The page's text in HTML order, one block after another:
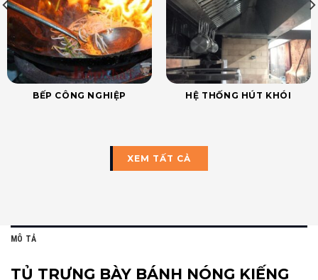
BẾP CÔNG NGHIỆP HỆ THỐNG HÚT KHÓI
XEM TẤT CẢ
MÔ TẢ
TỦ TRƯNG BÀY BÁNH NÓNG KIẾNG